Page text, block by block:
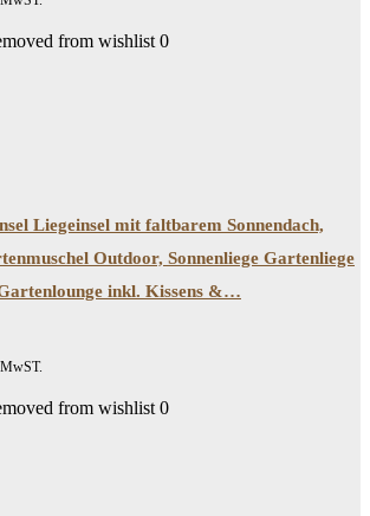
from wishlist 0
Liegeinsel mit faltbarem Sonnendach,
Outdoor, Sonnenliege Gartenliege
inkl. Kissens &…
from wishlist 0